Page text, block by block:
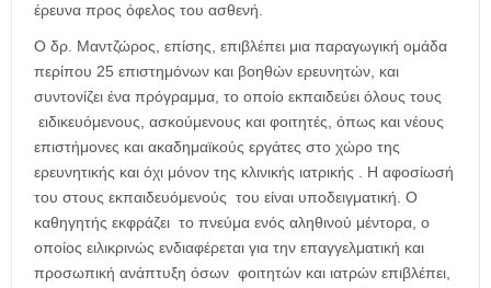
έρευνα προς όφελος του ασθενή.
Ο δρ. Μαντζώρος, επίσης, επιβλέπει μια παραγωγική ομάδα
περίπου 25 επιστημόνων και βοηθών ερευνητών, και
συντονίζει ένα πρόγραμμα, το οποίο εκπαιδεύει όλους τους
ειδικευόμενους, ασκούμενους και φοιτητές, όπως και νέους
επιστήμονες και ακαδημαϊκούς εργάτες στο χώρο της
ερευνητικής και όχι μόνον της κλινικής ιατρικής . Η αφοσίωσή
του στους εκπαιδευόμενούς του είναι υποδειγματική. Ο
καθηγητής εκφράζει το πνεύμα ενός αληθινού μέντορα, ο
οποίος ειλικρινώς ενδιαφέρεται για την επαγγελματική και
προσωπική ανάπτυξη όσων φοιτητών και ιατρών επιβλέπει,